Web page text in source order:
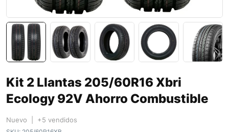
Kit 2 Llantas 205/60R16 Xbri
Ecology 92V Ahorro Combustible
Nuevo | +5 vendidos